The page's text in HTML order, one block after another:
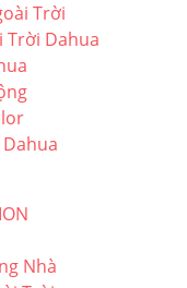
Trời
Trời Dahua
Nhà